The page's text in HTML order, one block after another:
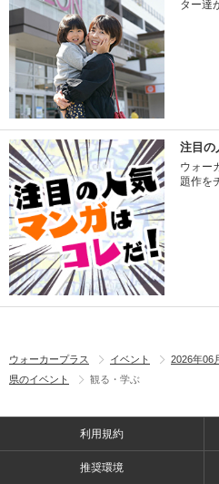
ター達
注目の
ウォー
題作を
ウォーカープラス イベント 2026年06
県のイベント
観る・学ぶ
利用規約
推奨環境